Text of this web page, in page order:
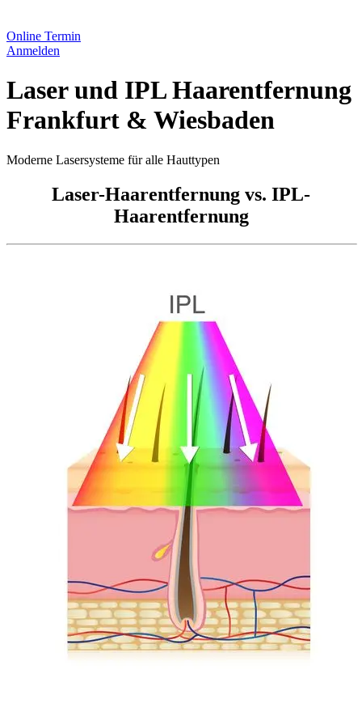
Online Termin
Anmelden
Laser und IPL Haarentfernung
Frankfurt & Wiesbaden
Moderne Lasersysteme für alle Hauttypen
Laser-Haarentfernung vs. IPL-
Haarentfernung